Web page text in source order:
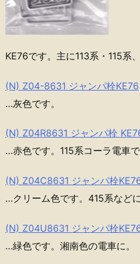
KE76です。主に113系・115系
(N) Z04-8631 ジャンパ栓KE76
…灰色です。
(N) Z04R8631 ジャンパ栓
…赤色です。115系コーラ電車で
(N) Z04C8631 ジャンパ栓
…クリーム色です。415系などに
(N) Z04U8631 ジャンパ栓
…緑色です。湘南色の電車に。